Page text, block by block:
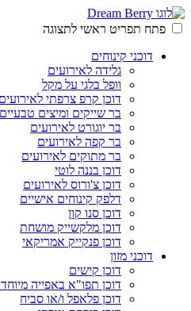
פתח תפריט ראשי לתצוגה
דוכני קינוחים
גלידה לאירועים
וופל בלגי על מקל
דוכן קרפ צרפתי לאירועים
בר שייקים ומיצים טבעיים
בר יוגורט לאירועים
בר קפה לאירועים
בר מתוקים לאירועים
דוכן בננה לוטי
דוכן צ'ורוס לאירועים
דלפק קינוחים אישיים
דוכן סנו קון
דוכן מלקשייק מושחת
דוכן פנקייק אמריקאי
דוכני מזון
דוכן קישים
דוכן תפו"א באפייה
דוכן פלאפל ו/או סביח